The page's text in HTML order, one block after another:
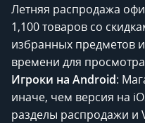
Летняя распродажа
1,100 товаров со
избранных предметов
времени для
Игроки на Android:
иначе, чем версия на
разделы распродажи и